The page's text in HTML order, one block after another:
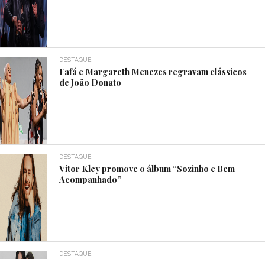
DESTAQUE
Fafá e Margareth Menezes regravam clássicos
de João Donato
DESTAQUE
Vitor Kley promove o álbum “Sozinho e Bem
Acompanhado”
DESTAQUE